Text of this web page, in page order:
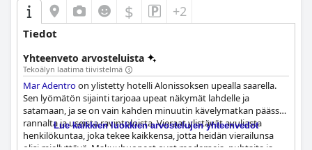
$ +2
Tiedot
Yhteenveto arvosteluista
Tekoälyn laatima tiivistelmä
Mar Adentroon ylistetty hotelli Alonissoksen upealla saarella.
Sen lyömätön sijainti tarjoaa upeat näkymät lahdelle ja
satamaan, ja se on vain kahden minuutin kävelymatkan päässä
rannalta ja useista ravintoloista. Vieraat ylistävät avuliasta
henkilökuntaa, joka tekee kaikkensa, jotta heidän vierailunsa
Lue kaikkien luokkien arvostelujen yhteenvedot